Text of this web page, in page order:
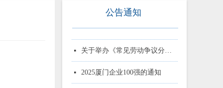
넷 关于申报2026厦门企业100强、制造业企业10强、 服务业企业10强、专精特新企业10强、绿色企业10强、建筑业企业10强、物流业企业10强、台资企业10强 的通知
2025厦门企业100强的通知
넷 关于申报2024厦门企业100强、 制造业企业十强、服务业企业十强、专精特新企业十强、绿色企业十强、建筑业企业十强、物流业企业十强、 台资企业十强、知识产权企业十强的通知
넷 关于举办新《公司法》暨企业合规管理培训的通知
넷 关于举办2024年度企业人力资源管理公益讲座的通知
넷 关于推荐申报2024中国企业500强、 制造业企业500强、服务业企业500强的通知
넷 热烈祝贺厦门6家企业荣登中国500强企业榜单
넷 关于举办法律公益讲座的通知
넷 关于申报2023厦门企业100强、 制造业企业十强、服务业企业十强、专精特新企业十强、绿色企业十强、建筑业企业十强、物流业企业十强、 台资企业十强、知识产权企业十强的通知
넷 关于举办2023年度企业人力资源管理公益讲座的通知
넷 关于走进国际邮轮母港集团和海丝法务区的通知
넷 厦门企联一月一课金蜜蜂ESG大讲堂6月课程报名了！
넷 关于转发中国企业联合会 中国企业家协会组织开展2023年全国智慧企业建设创新案例征集活动的通知
넷 关于举办2023年度企业人力资源管理 公益讲座的通知
넷 关于转发中国企业联合会 中国企业家协会开展 2023年二季度企业经营情况预期线上问卷调查的函
公告通知